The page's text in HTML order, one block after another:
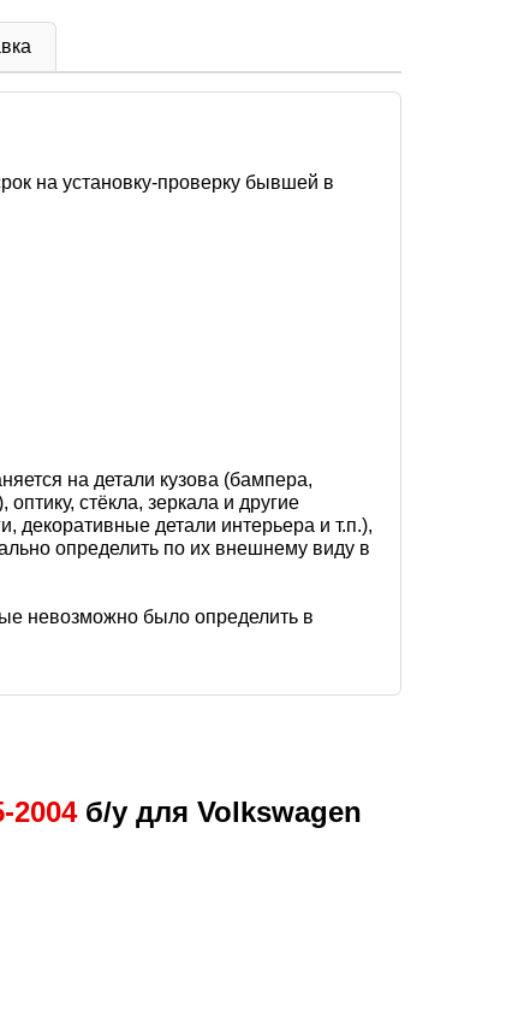
на установку-проверку бывшей в
на детали кузова (бампера,
стёкла, зеркала и другие
декоративные детали интерьера и т.п.),
определить по их внешнему виду в
невозможно было определить в
2004б/у для Volkswagen